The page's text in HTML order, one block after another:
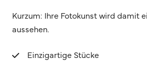
Kurzum: Ihre Fotokunst wird damit
aussehen.
Einzigartige Stücke